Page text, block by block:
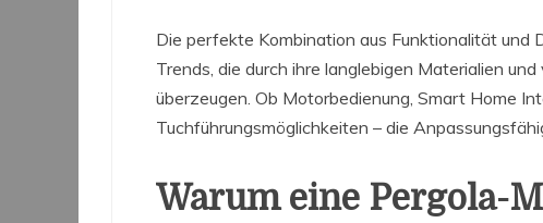
Die perfekte Kombination aus Funktionalität und
Trends, die durch ihre langlebigen Materialien
überzeugen. Ob Motorbedienung, Smart Home
Tuchführungsmöglichkeiten – die
Warum eine Pergola-